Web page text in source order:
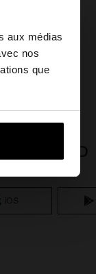
aux médias
nos
que
×
DOWNLOAD
iOS